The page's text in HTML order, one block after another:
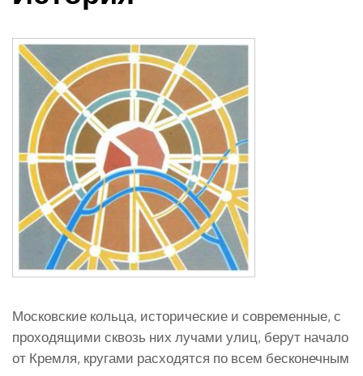
Московские кольца, исторические и современные, с
проходящими сквозь них лучами улиц, берут начало
от Кремля, кругами расходятся по всем бесконечным